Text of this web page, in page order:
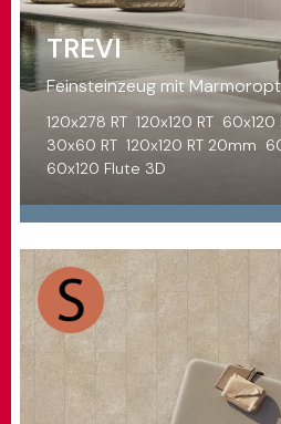
TREVI
Feinsteinzeug mit
120x278 RT 120x120 RT 60x120
30x60 RT 120x120 RT 20mm
60x120 Flute 3D